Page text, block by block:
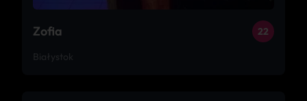
Zofia 22
Białystok